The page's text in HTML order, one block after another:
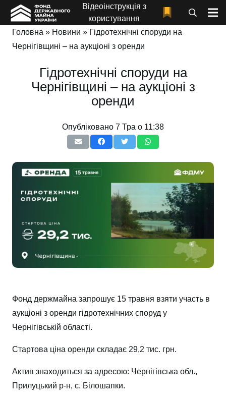
Відеоінструкція з
користування
Головна » Новини » Гідротехнічні споруди на
Чернігівщині – на аукціоні з оренди
Гідротехнічні споруди на
Чернігівщині – на аукціоні з
оренди
Опубліковано 7 Тра о 11:38
Фонд держмайна запрошує 15 травня взяти участь в
аукціоні з оренди гідротехнічних споруд у
Чернігівській області.
Стартова ціна оренди складає 29,2 тис. грн.
Актив знаходиться за адресою: Чернігівська обл.,
Прилуцький р-н, с. Білошапки.